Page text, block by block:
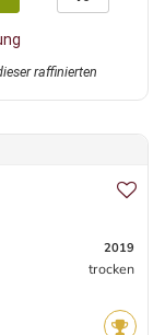
raffinierten
2019
trocken